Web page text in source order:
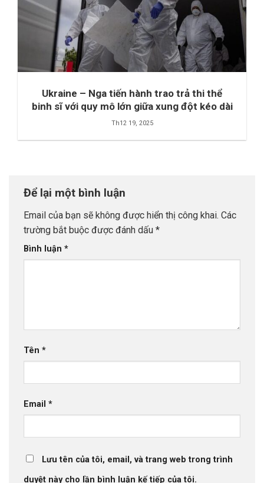
Ukraine – Nga tiến hành trao trả thi thể
binh sĩ với quy mô lớn giữa xung đột kéo dài
Th12 19, 2025
Để lại một bình luận
Email của bạn sẽ không được hiển thị công khai. Các
trường bắt buộc được đánh dấu *
Bình luận *
Tên *
Email *
Lưu tên của tôi, email, và trang web trong trình
duyệt này cho lần bình luận kế tiếp của tôi.